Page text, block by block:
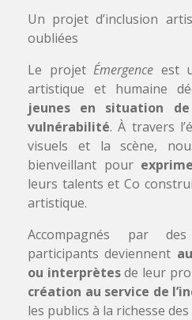
Un projet d’inclusion
oubliées
Le projetÉmergence est
artistique et humaine
jeunes en situation
vulnérabilité. À travers
visuels et la scène,
bienveillant pour
leurs talents et Co
artistique.
Accompagnés par
participants deviennent
ou interprètesde leur
création au service de
les publics à la richesse